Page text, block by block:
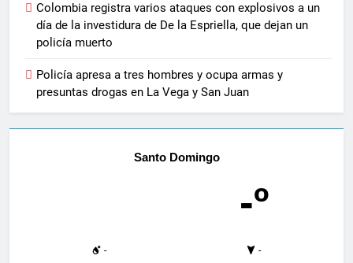
Colombia registra varios ataques con explosivos a un
día de la investidura de De la Espriella, que dejan un
policía muerto
Policía apresa a tres hombres y ocupa armas y
presuntas drogas en La Vega y San Juan
Santo Domingo
-º
-
-